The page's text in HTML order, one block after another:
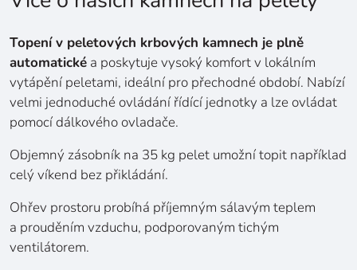
Topení v peletových krbových kamnech je plně
automatické a poskytuje vysoký komfort v lokálním
vytápění peletami, ideální pro přechodné období. Nabízí
velmi jednoduché ovládání řídící jednotky a lze ovládat
pomocí dálkového ovladače.
Objemný zásobník na 35 kg pelet umožní topit například
celý víkend bez přikládání.
Ohřev prostoru probíhá příjemným sálavým teplem
a prouděním vzduchu, podporovaným tichým
ventilátorem.